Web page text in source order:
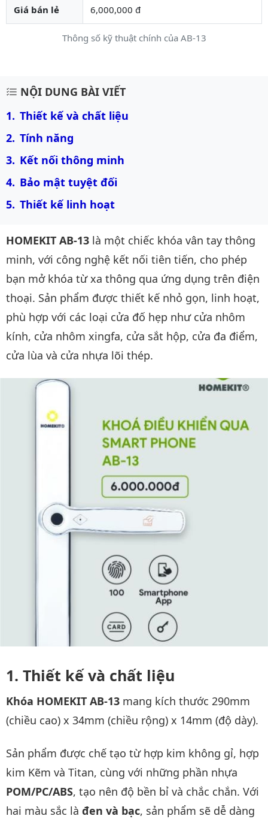
Thông số kỹ thuật chính của AB-13
Giá bán lẻ 6,000,000 đ
Mô tả chi tiết sản phẩm
NỘI DUNG BÀI VIẾT
Thiết kế và chất liệu
Tính năng
Kết nối thông minh
Bảo mật tuyệt đối
Thiết kế linh hoạt
HOMEKIT AB-13 là một chiếc khóa vân tay thông
minh, với công nghệ kết nối tiên tiến, cho phép
bạn mở khóa từ xa thông qua ứng dụng trên điện
thoại. Sản phẩm được thiết kế nhỏ gọn, linh hoạt,
phù hợp với các loại cửa đố hẹp như cửa nhôm
kính, cửa nhôm xingfa, cửa sắt hộp, cửa đa điểm,
cửa lùa và cửa nhựa lõi thép.
Thiết kế và chất liệu
Khóa HOMEKIT AB-13 mang kích thước 290mm
(chiều cao) x 34mm (chiều rộng) x 14mm (độ dày).
Sản phẩm được chế tạo từ hợp kim không gỉ, hợp
kim Kẽm và Titan, cùng với những phần nhựa
POM/PC/ABS, tạo nên độ bền bỉ và chắc chắn. Với
hai màu sắc là đen và bạc, sản phẩm sẽ dễ dàng